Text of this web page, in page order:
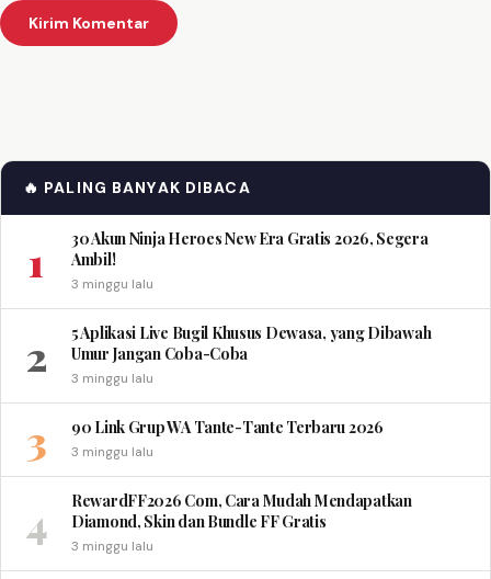
🔥 PALING BANYAK DIBACA
1
30 Akun Ninja Heroes New Era Gratis 2026, Segera
Ambil!
3 minggu lalu
2
5 Aplikasi Live Bugil Khusus Dewasa, yang Dibawah
Umur Jangan Coba-Coba
3 minggu lalu
3 90 Link Grup WA Tante-Tante Terbaru 2026
3 minggu lalu
4
RewardFF2026 Com, Cara Mudah Mendapatkan
Diamond, Skin dan Bundle FF Gratis
3 minggu lalu